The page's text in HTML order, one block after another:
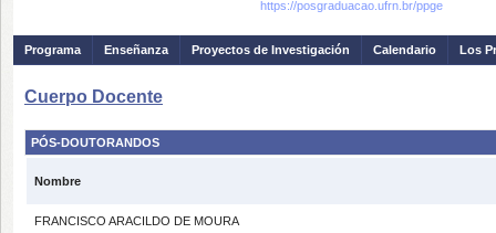
https://posgraduacao.ufrn.br/ppge
Programa Enseñanza Proyectos de Investigación Calendario Los
Cuerpo Docente
PÓS-DOUTORANDOS
Nombre
FRANCISCO ARACILDO DE MOURA